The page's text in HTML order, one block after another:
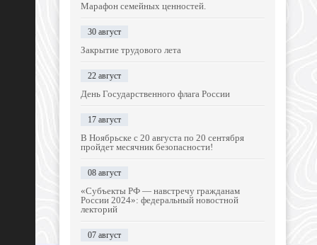
Марафон семейных ценностей.
30 август
Закрытие трудового лета
22 август
День Государственного флага России
17 август
В Ноябрьске с 20 августа по 20 сентября
пройдет месячник безопасности!
08 август
«Субъекты РФ — навстречу гражданам
России 2024»: федеральный новостной
лекторий
07 август